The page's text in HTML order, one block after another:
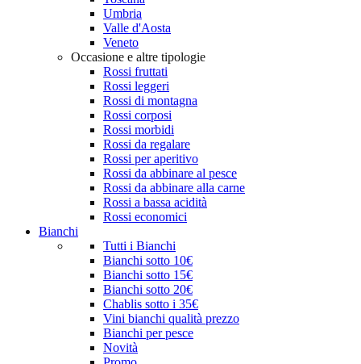
Umbria
Valle d'Aosta
Veneto
Occasione e altre tipologie
Rossi fruttati
Rossi leggeri
Rossi di montagna
Rossi corposi
Rossi morbidi
Rossi da regalare
Rossi per aperitivo
Rossi da abbinare al pesce
Rossi da abbinare alla carne
Rossi a bassa acidità
Rossi economici
Bianchi
Tutti i Bianchi
Bianchi sotto 10€
Bianchi sotto 15€
Bianchi sotto 20€
Chablis sotto i 35€
Vini bianchi qualità prezzo
Bianchi per pesce
Novità